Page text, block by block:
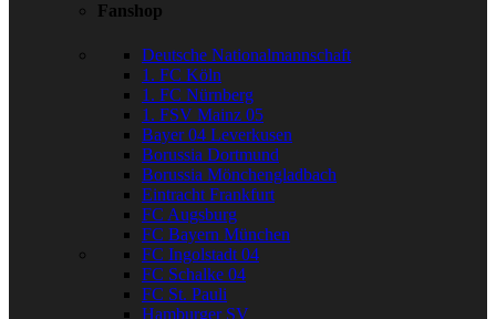
Fanshop
Deutsche Nationalmannschaft
1. FC Köln
1. FC Nürnberg
1. FSV Mainz 05
Bayer 04 Leverkusen
Borussia Dortmund
Borussia Mönchengladbach
Eintracht Frankfurt
FC Augsburg
FC Bayern München
FC Ingolstadt 04
FC Schalke 04
FC St. Pauli
Hamburger SV